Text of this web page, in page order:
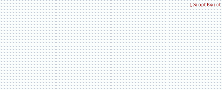
[ Script